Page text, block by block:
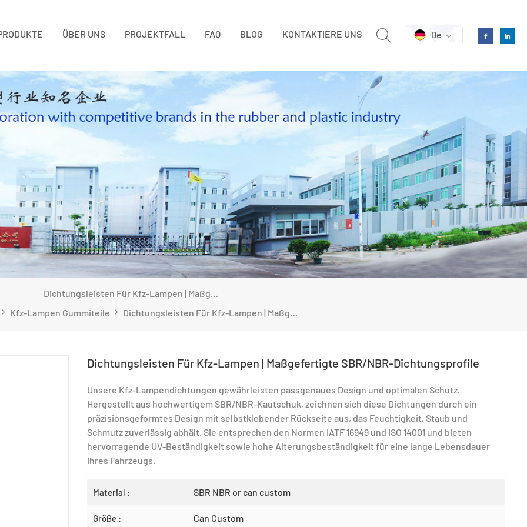
De
ÜBER UNS PROJEKTFALL FAQ BLOG KONTAKTIERE UNS
Dichtungsleisten Für Kfz-Lampen | Maßgefertigte SBR/NBR-Dichtungsprofile
Kfz-Lampen Gummiteile
Dichtungsleisten Für Kfz-Lampen | Maßgefertigte SBR/NBR-Dichtungsprofile
Dichtungsleisten Für Kfz-Lampen | Maßgefertigte SBR/NBR-Dichtungsprofile
Unsere Kfz-Lampendichtungen gewährleisten passgenaues Design und optimalen Schutz.
Hergestellt aus hochwertigem SBR/NBR-Kautschuk, zeichnen sich diese Dichtungen durch ein
präzisionsgeformtes Design mit selbstklebender Rückseite aus, das Feuchtigkeit, Staub und
Schmutz zuverlässig abhält. Sie entsprechen den Normen IATF 16949 und ISO 14001 und bieten
hervorragende UV-Beständigkeit sowie hohe Alterungsbeständigkeit für eine lange Lebensdauer
Ihres Fahrzeugs.
Material : SBR NBR or can custom
Größe : Can Custom